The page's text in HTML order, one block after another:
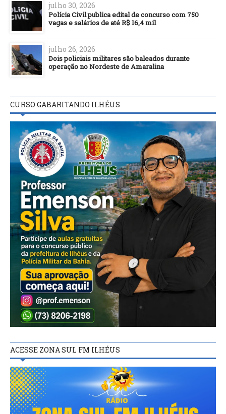
julho 30, 2026
Polícia Civil publica edital de concurso com 750
vagas e salários de até R$ 16,4 mil
julho 26, 2026
Dois policiais militares são baleados durante
operação no Nordeste de Amaralina
CURSO GABARITANDO ILHÉUS
ACESSE ZONA SUL FM ILHÉUS